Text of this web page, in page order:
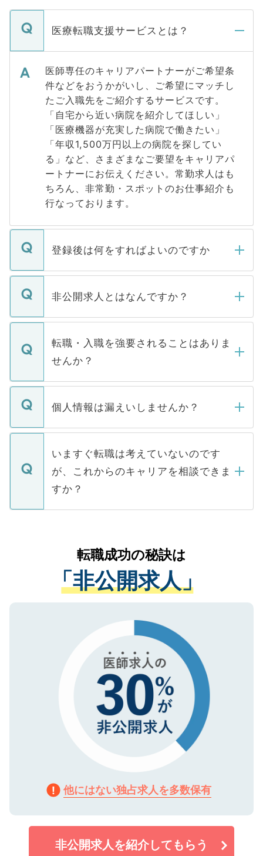
医療転職支援サービスとは？
医師専任のキャリアパートナーがご希望条
件などをおうかがいし、ご希望にマッチし
たご入職先をご紹介するサービスです。
「自宅から近い病院を紹介してほしい」
「医療機器が充実した病院で働きたい」
「年収1,500万円以上の病院を探してい
る」など、さまざまなご要望をキャリアパ
ートナーにお伝えください。常勤求人はも
ちろん、非常勤・スポットのお仕事紹介も
行なっております。
登録後は何をすればよいのですか
ご登録いただきましたら、弊社担当者がご
登録内容を確認し、その後メールもしくは
ます。通常、5営業日以内にはご連絡をせて
いただきますので、しばらくお待ちくださ
非公開求人とはなんですか？
マイナビDOCTORで取り扱っている求人の
うち約3割は、Webサイトからご覧いただ
けない「非公開求人」です。非公開求人は
下記の理由によって、一般には公開してい
ません。
■応募殺到を避けるため 人気のある医療機
関を公にしてしまうと、応募が殺到する場
に、医療機関が求める条件に合った人材の
みを人材紹介会社に依頼するケースが増え
ています。
転職・入職を強要されることはありま
せんか？
転職・入職を強要することは一切ありませ
ん。また、仮に応募先から内定をいただい
定を承諾する必要はありません。内定先へ
の辞退の連絡はキャリアパートナーが行い
個人情報は漏えいしませんか？
個人情報が漏えいすることはありませんの
で、ご安心ください。当サイトからの登録
などで収集したご登録者様の個人情報は、
ご本人のキャリアアップおよび転職活動の
支援を目的に使用いたします。お預かりし
ているすべての個人データはご本人の許可
は、個人情報の取り扱いについての厳密な
管理基準を満たした事業者のみに付与され
る、プライバシーマークを取得済みです。
で、機密保持に関してもご安心ください。
いますぐ転職は考えていないのです
が、これからのキャリアを相談できま
すか？
かがいして、現在の医療機関の状況や紹介
経験をまじえながら、適切なアドバイスを
させていただきます。すぐにご転職をされ
ない方には、長期的なサポートが可能です
ので、まずはご登録ください。
転職成功の秘訣は
「非公開求人」
他にはない独占求人を多数保有
非公開求人を紹介してもらう